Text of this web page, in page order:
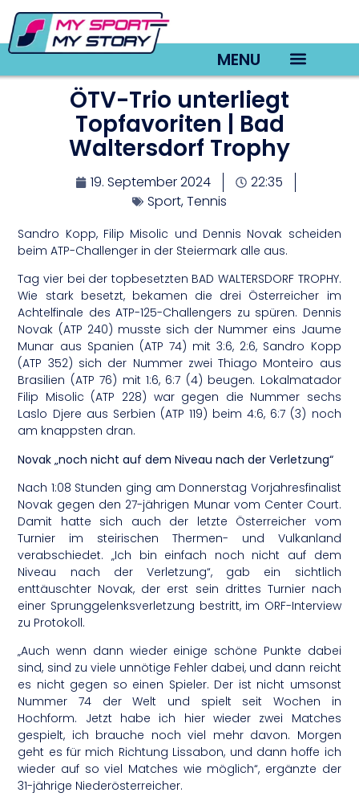
MENU
ÖTV-Trio unterliegt
Topfavoriten | Bad
Waltersdorf Trophy
19. September 2024
22:35
Sport,Tennis
Sandro Kopp, Filip Misolic und Dennis Novak scheiden
beim ATP-Challenger in der Steiermark alle aus.
Tag vier bei der topbesetzten BAD WALTERSDORF TROPHY.
Wie stark besetzt, bekamen die drei Österreicher im
Achtelfinale des ATP-125-Challengers zu spüren. Dennis
Novak (ATP 240) musste sich der Nummer eins Jaume
Munar aus Spanien (ATP 74) mit 3:6, 2:6, Sandro Kopp
(ATP 352) sich der Nummer zwei Thiago Monteiro aus
Brasilien (ATP 76) mit 1:6, 6:7 (4) beugen. Lokalmatador
Filip Misolic (ATP 228) war gegen die Nummer sechs
Laslo Djere aus Serbien (ATP 119) beim 4:6, 6:7 (3) noch
am knappsten dran.
Novak „noch nicht auf dem Niveau nach der Verletzung“
Nach 1:08 Stunden ging am Donnerstag Vorjahresfinalist
Novak gegen den 27-jährigen Munar vom Center Court.
Damit hatte sich auch der letzte Österreicher vom
Turnier im steirischen Thermen- und Vulkanland
verabschiedet. „Ich bin einfach noch nicht auf dem
Niveau nach der Verletzung“, gab ein sichtlich
enttäuschter Novak, der erst sein drittes Turnier nach
einer Sprunggelenksverletzung bestritt, im ORF-Interview
zu Protokoll.
„Auch wenn dann wieder einige schöne Punkte dabei
sind, sind zu viele unnötige Fehler dabei, und dann reicht
es nicht gegen so einen Spieler. Der ist nicht umsonst
Nummer 74 der Welt und spielt seit Wochen in
Hochform. Jetzt habe ich hier wieder zwei Matches
gespielt, ich brauche noch viel mehr davon. Morgen
geht es für mich Richtung Lissabon, und dann hoffe ich
wieder auf so viel Matches wie möglich“, ergänzte der
31-jährige Niederösterreicher.